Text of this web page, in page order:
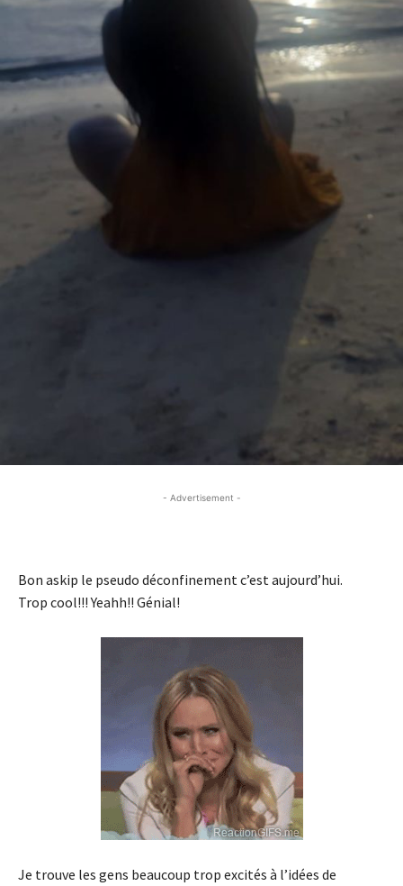
- Advertisement -
Bon askip le pseudo déconfinement c’est aujourd’hui.
Trop cool!!! Yeahh!! Génial!
Je trouve les gens beaucoup trop excités à l’idées de